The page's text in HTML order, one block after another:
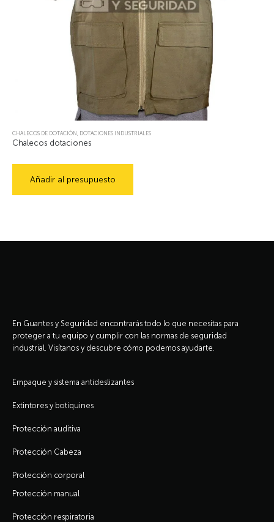
CHALECOS DE DOTACIÓN , DOTACIONES INDUSTRIALES
Chalecos dotaciones
Añadir al presupuesto
En Guantes y Seguridad encontrarás todo lo que necesitas para
proteger a tu equipo y cumplir con las normas de seguridad
industrial. Visítanos y descubre cómo podemos ayudarte.
Empaque y sistema antideslizantes
Extintores y botiquines
Protección auditiva
Protección Cabeza
Protección corporal
Protección manual
Protección respiratoria